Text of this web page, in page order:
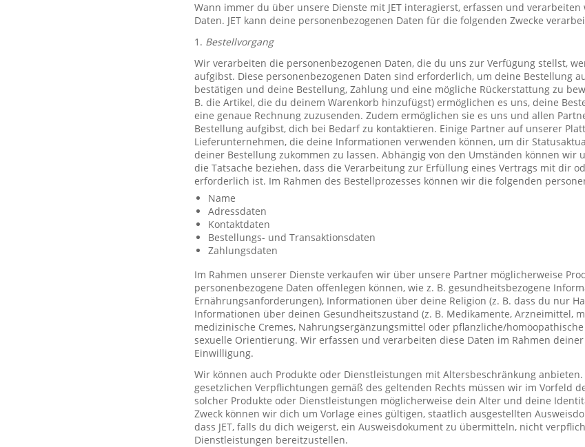
Wann immer du über unsere Dienste mit JET interagierst, erfassen und
Daten. JET kann deine personenbezogenen Daten für die folgenden Zwecke
1. Bestellvorgang
Wir verarbeiten die personenbezogenen Daten, die du uns zur Verfügung stellst,
aufgibst. Diese personenbezogenen Daten sind erforderlich, um deine Bestellung
bestätigen und deine Bestellung, Zahlung und eine mögliche Rückerstattung zu
B. die Artikel, die du deinem Warenkorb hinzufügst) ermöglichen es uns, deine
eine genaue Rechnung zuzusenden. Zudem ermöglichen sie es uns und allen
Bestellung aufgibst, dich bei Bedarf zu kontaktieren. Einige Partner auf unserer
Lieferunternehmen, die deine Informationen verwenden können, um dir
deiner Bestellung zukommen zu lassen. Abhängig von den Umständen können wir
die Tatsache beziehen, dass die Verarbeitung zur Erfüllung eines Vertrags mit dir
erforderlich ist. Im Rahmen des Bestellprozesses können wir die folgenden
Name
Adressdaten
Kontaktdaten
Bestellungs- und Transaktionsdaten
Zahlungsdaten
Im Rahmen unserer Dienste verkaufen wir über unsere Partner möglicherweise
personenbezogene Daten offenlegen können, wie z. B. gesundheitsbezogene
Ernährungsanforderungen), Informationen über deine Religion (z. B. dass du nur
Informationen über deinen Gesundheitszustand (z. B. Medikamente, Arzneimittel,
medizinische Cremes, Nahrungsergänzungsmittel oder pflanzliche/
sexuelle Orientierung. Wir erfassen und verarbeiten diese Daten im Rahmen
Einwilligung.
Wir können auch Produkte oder Dienstleistungen mit Altersbeschränkung
gesetzlichen Verpflichtungen gemäß des geltenden Rechts müssen wir im Vorfeld
solcher Produkte oder Dienstleistungen möglicherweise dein Alter und deine
Zweck können wir dich um Vorlage eines gültigen, staatlich ausgestellten
dass JET, falls du dich weigerst, ein Ausweisdokument zu übermitteln, nicht
Dienstleistungen bereitzustellen.